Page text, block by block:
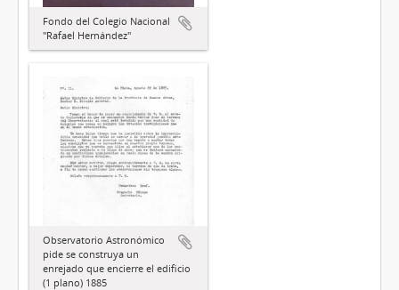
Fondo del Colegio Nacional
"Rafael Hernández"
Observatorio Astronómico
pide se construya un
enrejado que encierre el edificio
(1 plano) 1885